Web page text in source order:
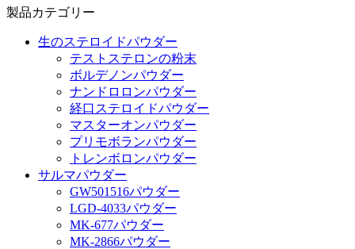
製品カテゴリー
生のステロイドパウダー
テストステロンの粉末
ボルデノンパウダー
ナンドロロンパウダー
経口ステロイドパウダー
マスターオンパウダー
プリモボランパウダー
トレンボロンパウダー
サルマパウダー
GW501516パウダー
LGD-4033パウダー
MK-677パウダー
MK-2866パウダー